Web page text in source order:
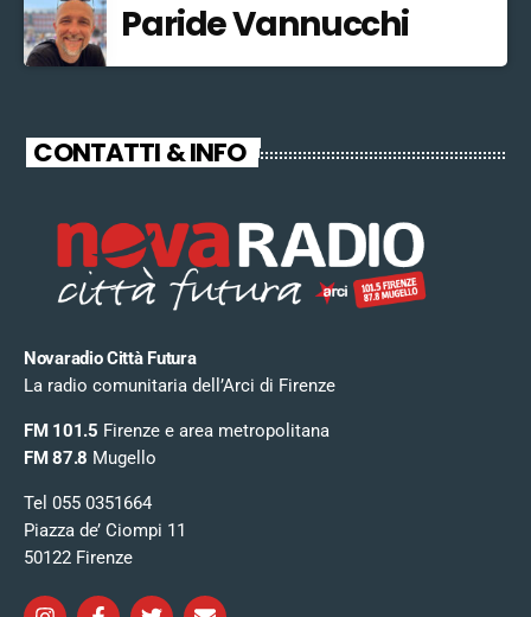
Paride Vannucchi
CONTATTI & INFO
Novaradio Città Futura
La radio comunitaria dell’Arci di Firenze
FM 101.5 Firenze e area metropolitana
FM 87.8 Mugello
Tel 055 0351664
Piazza de’ Ciompi 11
50122 Firenze